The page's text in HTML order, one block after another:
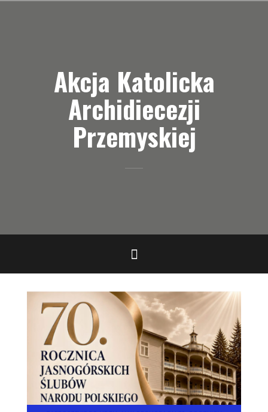
Akcja Katolicka
Archidiecezji
Przemyskiej